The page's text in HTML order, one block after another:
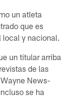
un atleta
que es
local y nacional.
un titular arriba
de las
News-
se ha